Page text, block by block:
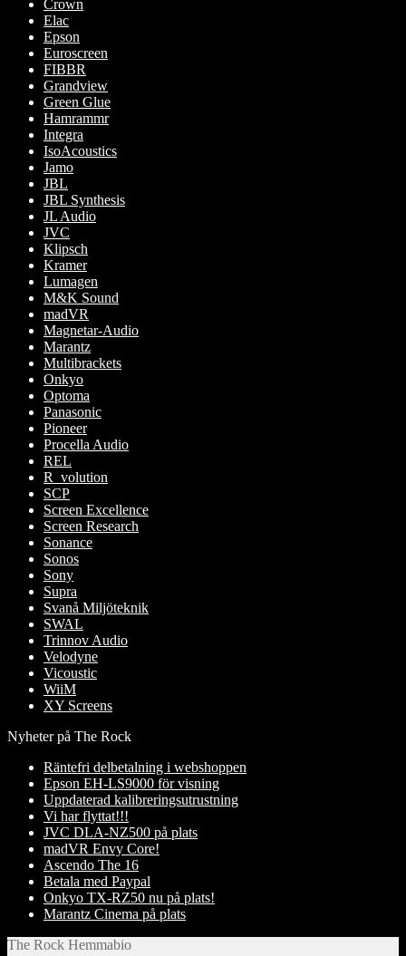
Crown
Elac
Epson
Euroscreen
FIBBR
Grandview
Green Glue
Hamrammr
Integra
IsoAcoustics
Jamo
JBL
JBL Synthesis
JL Audio
JVC
Klipsch
Kramer
Lumagen
M&K Sound
madVR
Magnetar-Audio
Marantz
Multibrackets
Onkyo
Optoma
Panasonic
Pioneer
Procella Audio
REL
R_volution
SCP
Screen Excellence
Screen Research
Sonance
Sonos
Sony
Supra
Svanå Miljöteknik
SWAL
Trinnov Audio
Velodyne
Vicoustic
WiiM
XY Screens
Nyheter på The Rock
Räntefri delbetalning i webshoppen
Epson EH-LS9000 för visning
Uppdaterad kalibreringsutrustning
Vi har flyttat!!!
JVC DLA-NZ500 på plats
madVR Envy Core!
Ascendo The 16
Betala med Paypal
Onkyo TX-RZ50 nu på plats!
Marantz Cinema på plats
The Rock Hemmabio